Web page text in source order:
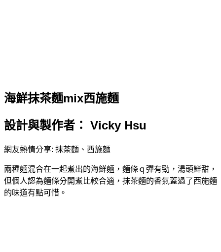
海鮮抹茶麵mix西施麵
設計與製作者： Vicky Hsu
網友熱情分享: 抹茶麵、西施麵
兩種麵混合在一起煮出的海鮮麵，麵條ｑ彈有勁，湯頭鮮甜，
但個人認為麵條分開煮比較合適，抹茶麵的香氣蓋過了西施麵
的味道有點可惜。